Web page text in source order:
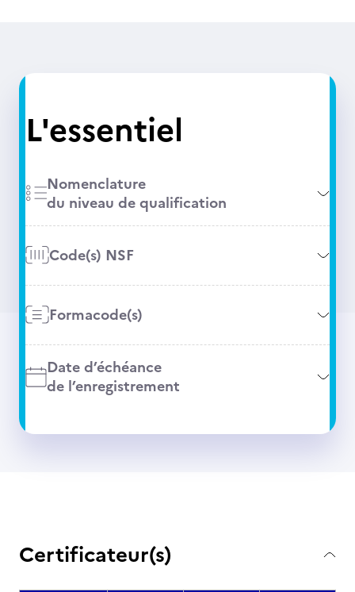
L'essentiel
Nomenclature
du niveau de qualification
Code(s) NSF
Formacode(s)
Date d’échéance
de l’enregistrement
Certificateur(s)